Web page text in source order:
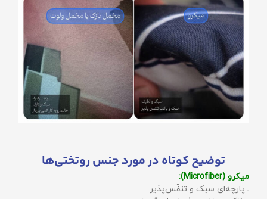
توضیح کوتاه در مورد جنس روتختی‌ها
میکرو (Microfiber):
ـ پارچه‌ای سبک و تنفّس‌پذیر